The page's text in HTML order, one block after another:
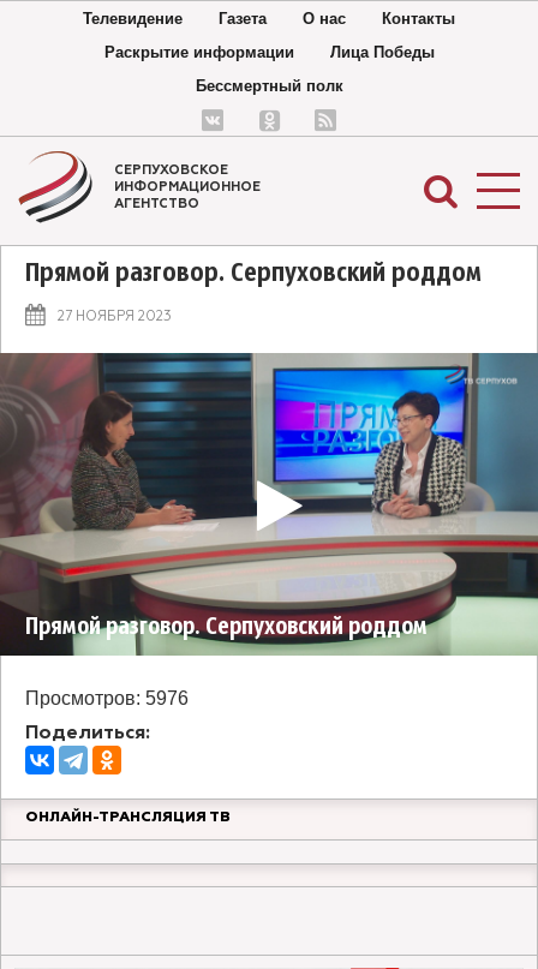
Телевидение Газета О нас
Контакты
Раскрытие информации
Лица Победы
Бессмертный полк
СЕРПУХОВСКОЕ
ИНФОРМАЦИОННОЕ
АГЕНТСТВО
Прямой разговор. Серпуховский роддом
27 НОЯБРЯ 2023
Прямой разговор. Серпуховский роддом
Просмотров: 5976
Поделиться:
ОНЛАЙН-ТРАНСЛЯЦИЯ ТВ